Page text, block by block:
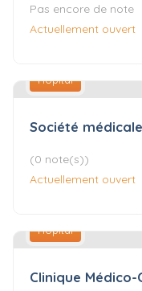
Pas encore de note
Actuellement ouvert
Hôpital
Société
(0 note(s))
Actuellement ouvert
Hôpital
Clinique